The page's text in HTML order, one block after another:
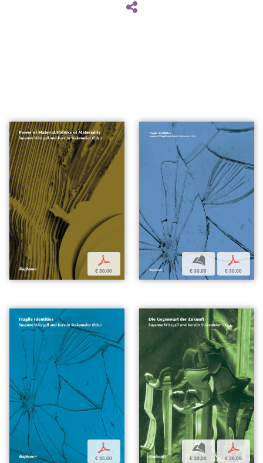
p
€ 30,00
b
€ 30,00
p
€ 30,00
p
€ 35,00
b
€ 30,00
p
€ 30,00